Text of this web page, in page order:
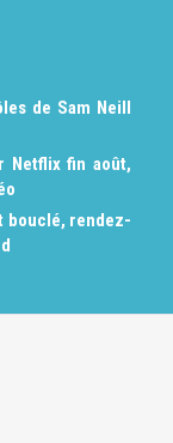
de Sam Neill
Netflix fin août,
bouclé, rendez-